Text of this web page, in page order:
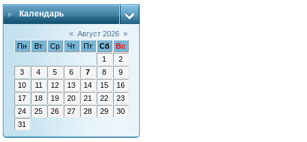
Календарь
« Август 2026 »
Пн
Вт Ср Чт Пт Сб
Вс
1
2
3
4 5 6 7 8
9
10
11 12 13 14 15
16
17
18 19 20 21 22
23
24
25 26 27 28 29
30
31